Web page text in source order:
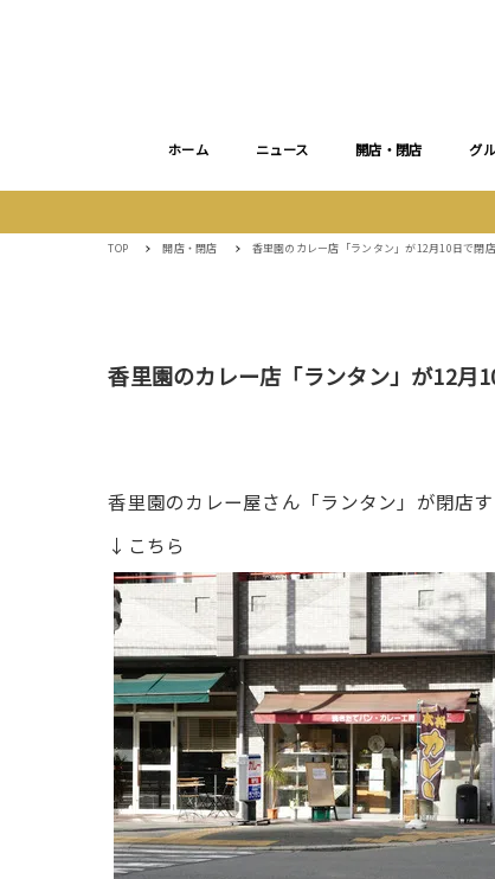
ホーム ニュース 開店・閉店 グ
TOP 開店・閉店 香里園のカレー店「ランタン」が12月10日で閉
香里園のカレー店「ランタン」が12月
香里園のカレー屋さん「ランタン」が閉店す
↓こちら